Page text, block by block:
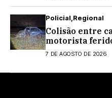
Policial Regional
Colisão entre
motorista
Medianeira
7 DE AGOSTO DE 2026